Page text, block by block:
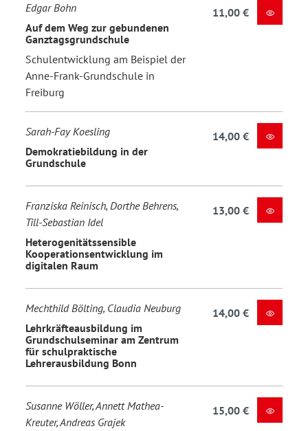
Edgar Bohn
Auf dem Weg zur gebundenen
Ganztagsgrundschule
Schulentwicklung am Beispiel der
Anne-Frank-Grundschule in
Freiburg
11,00 €
Sarah-Fay Koesling
Demokratiebildung in der
Grundschule
14,00 €
Franziska Reinisch, Dorthe Behrens,
Till-Sebastian Idel
Heterogenitätssensible
Kooperationsentwicklung im
digitalen Raum
13,00 €
Mechthild Bölting, Claudia Neuburg
Lehrkräfteausbildung im
Grundschulseminar am Zentrum
für schulpraktische
Lehrerausbildung Bonn
14,00 €
Susanne Wöller, Annett Mathea-
Kreuter, Andreas Grajek
15,00 €